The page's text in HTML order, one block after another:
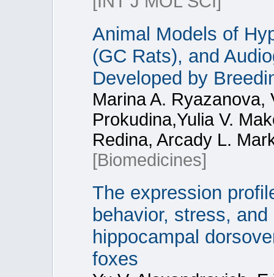
Animal Models of
(GC Rats), and
Developed by
Marina A.
Prokudina,Yulia V.
Redina, Arcady L.
[Biomedicines]
The expression
behavior, stress,
hippocampal
foxes